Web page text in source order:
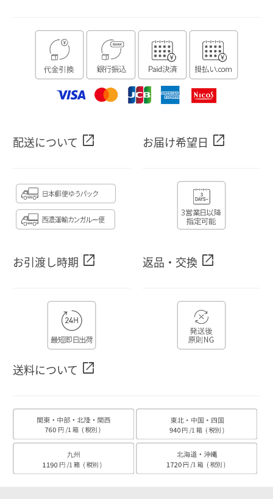
配送について open_in_new お届け希望日 open_in_new
お引渡し時期 open_in_new 返品・交換 open_in_new
送料について open_in_new